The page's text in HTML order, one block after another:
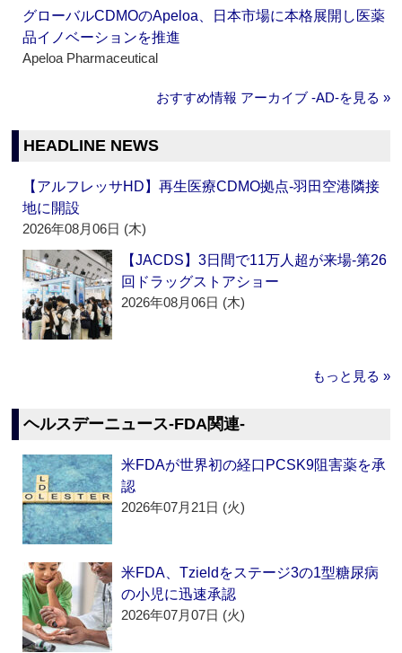
グローバルCDMOのApeloa、日本市場に本格展開し医薬
品イノベーションを推進
Apeloa Pharmaceutical
おすすめ情報 アーカイブ ‐AD‐を見る »
HEADLINE NEWS
【アルフレッサHD】再生医療CDMO拠点‐羽田空港隣接
地に開設
2026年08月06日 (木)
【JACDS】3日間で11万人超が来場‐第26
回ドラッグストアショー
2026年08月06日 (木)
もっと見る »
ヘルスデーニュース‐FDA関連‐
米FDAが世界初の経口PCSK9阻害薬を承
認
2026年07月21日 (火)
米FDA、Tzieldをステージ3の1型糖尿病
の小児に迅速承認
2026年07月07日 (火)